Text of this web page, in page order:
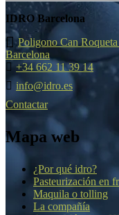
IDRO Barcelona
Poligono Can
Barcelona
+34 662 11 39 14
info@idro.es
Contactar
Mapa web
¿Por qué idro?
Pasteurización en
Maquila o tolling
La compañía